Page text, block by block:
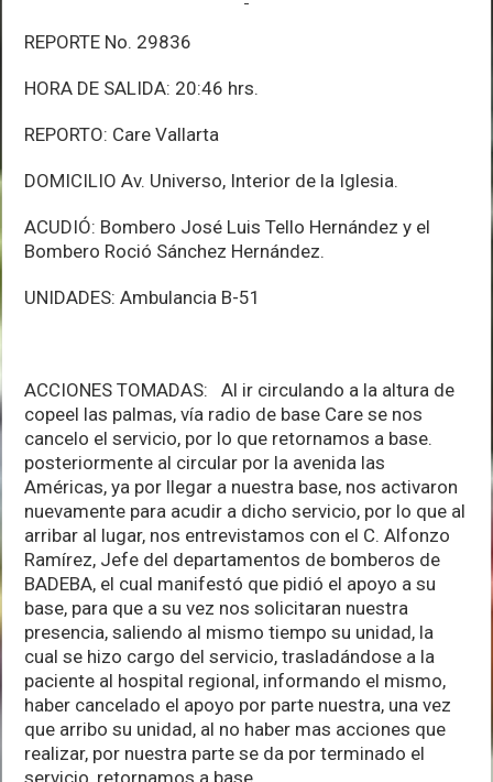
REPORTE No. 29836
HORA DE SALIDA: 20:46 hrs.
REPORTO: Care Vallarta
DOMICILIO Av. Universo, Interior de la Iglesia.
ACUDIÓ: Bombero José Luis Tello Hernández y el
Bombero Roció Sánchez Hernández.
UNIDADES: Ambulancia B-51
ACCIONES TOMADAS: Al ir circulando a la altura de
copeel las palmas, vía radio de base Care se nos
cancelo el servicio, por lo que retornamos a base.
posteriormente al circular por la avenida las
Américas, ya por llegar a nuestra base, nos activaron
nuevamente para acudir a dicho servicio, por lo que al
arribar al lugar, nos entrevistamos con el C. Alfonzo
Ramírez, Jefe del departamentos de bomberos de
BADEBA, el cual manifestó que pidió el apoyo a su
base, para que a su vez nos solicitaran nuestra
presencia, saliendo al mismo tiempo su unidad, la
cual se hizo cargo del servicio, trasladándose a la
paciente al hospital regional, informando el mismo,
haber cancelado el apoyo por parte nuestra, una vez
que arribo su unidad, al no haber mas acciones que
realizar, por nuestra parte se da por terminado el
servicio, retornamos a base.